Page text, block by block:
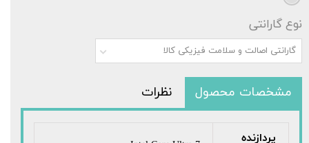
نوع گارانتی
گارانتی اصالت و سلامت فیزیکی کالا
مشخصات محصول نظرات
پردازنده